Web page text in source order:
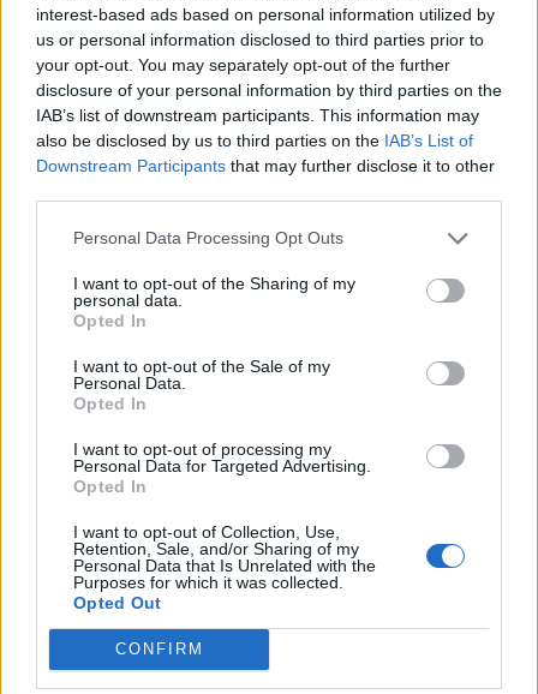
interest-based ads based on personal information utilized by
us or personal information disclosed to third parties prior to
your opt-out. You may separately opt-out of the further
disclosure of your personal information by third parties on the
IAB’s list of downstream participants. This information may
also be disclosed by us to third parties on the IAB’s List of
Downstream Participants that may further disclose it to other
Personal Data Processing Opt Outs
I want to opt-out of the Sharing of my
personal data.
Opted In
I want to opt-out of the Sale of my
Personal Data.
Opted In
I want to opt-out of processing my
Personal Data for Targeted Advertising.
Opted In
I want to opt-out of Collection, Use,
Retention, Sale, and/or Sharing of my
Personal Data that Is Unrelated with the
Purposes for which it was collected.
Opted Out
CONFIRM
BELTRAMI LINEN
S.R.L.
2-5 milioni Cene
TRAPUNTIFICIO
SRL
2-5 milioni Credaro
GI.PE.TEX S.R.L. 1-2 milioni Gandino
ISAIA - S.R.L.
Cazzano
INNOVATEX S.R.L. 2-5 milioni
DI BOSIO TONINO
non pervenuto
FIN.COP DI
CAPPONI
VALERIA & C.
non pervenuto
RICAMIFICIO
SOCIETA' PER
10-25 milioni